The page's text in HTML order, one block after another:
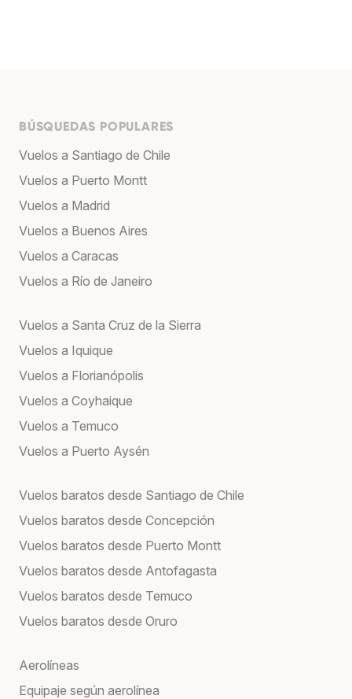
BÚSQUEDAS POPULARES
Vuelos a Santiago de Chile
Vuelos a Puerto Montt
Vuelos a Madrid
Vuelos a Buenos Aires
Vuelos a Caracas
Vuelos a Río de Janeiro
Vuelos a Santa Cruz de la Sierra
Vuelos a Iquique
Vuelos a Florianópolis
Vuelos a Coyhaique
Vuelos a Temuco
Vuelos a Puerto Aysén
Vuelos baratos desde Santiago de Chile
Vuelos baratos desde Concepción
Vuelos baratos desde Puerto Montt
Vuelos baratos desde Antofagasta
Vuelos baratos desde Temuco
Vuelos baratos desde Oruro
Aerolíneas
Equipaje según aerolínea